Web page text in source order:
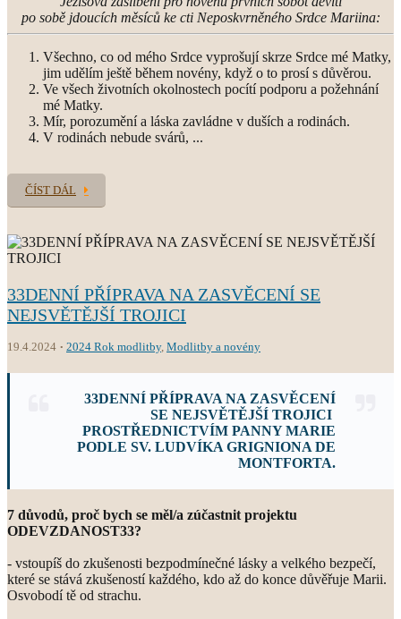
po sobě jdoucích měsíců ke cti Neposkvrněného Srdce Mariina:
Všechno, co od mého Srdce vyprošují skrze Srdce mé Matky,
jim udělím ještě během novény, když o to prosí s důvěrou.
Ve všech životních okolnostech pocítí podporu a požehnání
mé Matky.
Mír, porozumění a láska zavládne v duších a rodinách.
V rodinách nebude svárů, ...
ČÍST DÁL
33DENNÍ PŘÍPRAVA NA ZASVĚCENÍ SE
NEJSVĚTĚJŠÍ TROJICI
19.4.2024 2024 Rok modlitby, Modlitby a novény
33DENNÍ PŘÍPRAVA NA ZASVĚCENÍ
SE NEJSVĚTĚJŠÍ TROJICI
PROSTŘEDNICTVÍM PANNY MARIE
PODLE SV. LUDVÍKA GRIGNIONA DE
MONTFORTA.
7 důvodů, proč bych se měl/a zúčastnit projektu
ODEVZDANOST33?
- vstoupíš do zkušenosti bezpodmínečné lásky a velkého bezpečí,
které se stává zkušeností každého, kdo až do konce důvěřuje Marii.
Osvobodí tě od strachu.